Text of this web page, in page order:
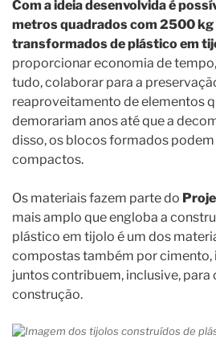
Com a ideia desenvolvida é
metros quadrados com 2500
transformados de plástico em
proporcionar economia de
tudo, colaborar para a
reaproveitamento de elementos
demorariam anos até que a
disso, os blocos formados
compactos.
Os materiais fazem parte do
mais amplo que engloba a
plástico em tijolo é um dos
compostas também por cimento,
juntos contribuem, inclusive,
construção.